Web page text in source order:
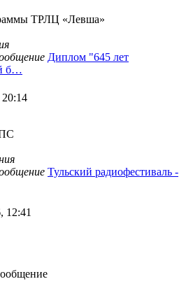
ТРЛЦ «Левша»
Диплом "645 лет
б…
20:14
Тульский радиофестиваль -
12:41